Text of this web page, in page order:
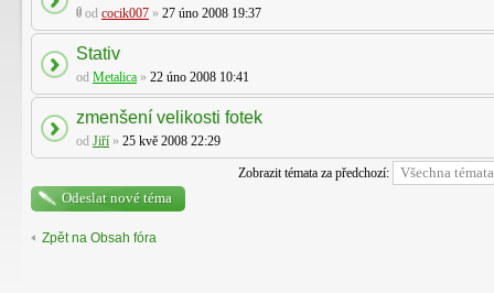
od cocik007 » 27 úno 2008 19:37
Stativ
od Metalica » 22 úno 2008 10:41
zmenšení velikosti fotek
od Jiří » 25 kvě 2008 22:29
Zobrazit témata za předchozí:
Odeslat nové téma
Zpět na Obsah fóra